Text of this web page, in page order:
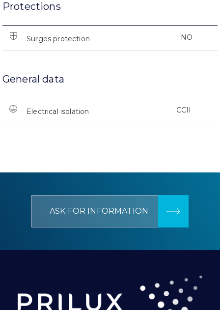
Protections
Surges protection NO
General data
Electrical isolation CCII
ASK FOR INFORMATION